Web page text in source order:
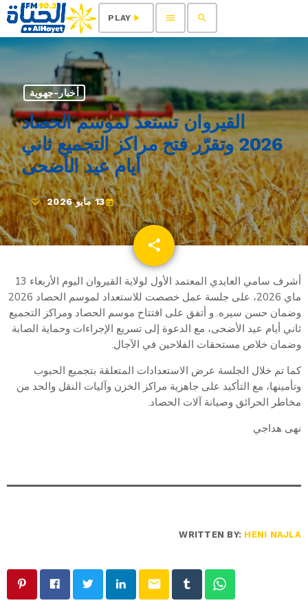
search
menu
play_arrow
PLAY
أخبار-جهوية
القيروان تستعد لموسم الحصاد
2026 وتقرّر فتح مراكز التجميع ثاني
أيام عيد الأضحى
today13 مايو 2026
share
email
أشرف سامي العايدي المعتمد الأول لولاية القيروان اليوم الأربعاء 13
ماي 2026، على جلسة عمل خصصت للاستعداد لموسم الحصاد 2026
وضمان حسن سيره. و أتفق على افتتاح موسم الحصاد ومراكز التجميع
ثاني أيام عيد الأضحى، مع الدعوة إلى تسريع الإجراءات وحماية الصابة
وضمان خلاص مستحقات الفلاحين في الآجال.
كما تم خلال الجلسة عرض الاستعدادات المتعلقة بتجميع الحبوب
وتأمينها، مع التأكيد على جاهزية مراكز الخزن وآليات النقل والحد من
مخاطر الحرائق وصيانة آلات الحصاد.
نهى هداجي
WRITTEN BY: HENI NAJLA
email